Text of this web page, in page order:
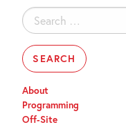
Search
for:
About
Programming
Off-Site